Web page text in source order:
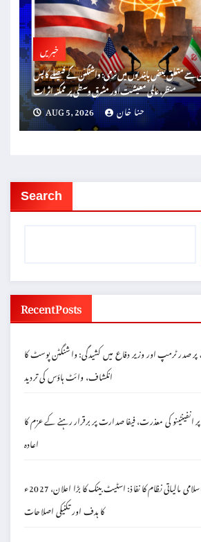
خبریں
سے متعلق بعض پابندیوں میں نرمی: واشنگٹن کے فیصلے کا پس
منظر، عالمی معیشت اور مشرق وسطیٰ پر ممکنہ اثرات
AUG 5, 2026
حنا خان
Search
Recent Posts
پر صدر ٹرمپ اور وزیر دفاع میں کشیدگی: واشنگٹن پوسٹ کا
انکشاف، وائٹ ہاؤس کی تردید
انفینٹینو کی معذرت، فیفا صدارت پر برقرار رہنے کے عزم کا
اعادہ
پاکستان میں سود سے پاک اسلامی مالیاتی نظام کا نفاذ: اسٹیٹ بینک کا بڑا اعلان، 2027ء
کا ہدف اور تکنیکی اصلاحات